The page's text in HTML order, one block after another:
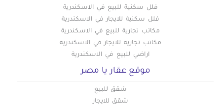
فلل سكنية للبيع في الاسكندرية
فلل سكنية للايجار في الاسكندرية
مكاتب تجارية للبيع في الاسكندرية
مكاتب تجارية للايجار في الاسكندرية
اراضي للبيع في الاسكندرية
موقع عقار يا مصر
شقق للبيع
شقق للايجار